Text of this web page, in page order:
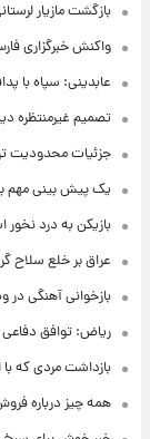
بازگشت مازیار
واکنش خبرگزاری
عابدینی: سپاه با
تصمیم غیرمنتظره
جزئیات محدودیت
یک پیش ‌بینی مهم برای
بازیکن به درد نخور
عراق بر خلع سلاح
بازخوانی آهنگی
ریاض: توافق
بازداشت مردی که
همه چیز درباره